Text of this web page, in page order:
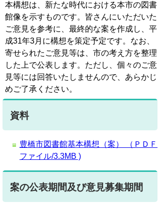
本構想は、新たな時代における本市の図書
館像を示すものです。皆さんにいただいた
ご意見を参考に、最終的な案を作成し、平
成31年3月に構想を策定予定です。なお、
寄せられたご意見等は、市の考え方を整理
した上で公表します。ただし、個々のご意
見等には回答いたしませんので、あらかじ
めご了承ください。
資料
豊橋市図書館基本構想（案） （ＰＤＦ
ファイル/3.3MB )
案の公表期間及び意見募集期間